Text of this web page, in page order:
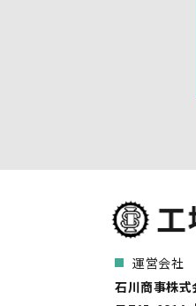
運営会社
石川商事株式